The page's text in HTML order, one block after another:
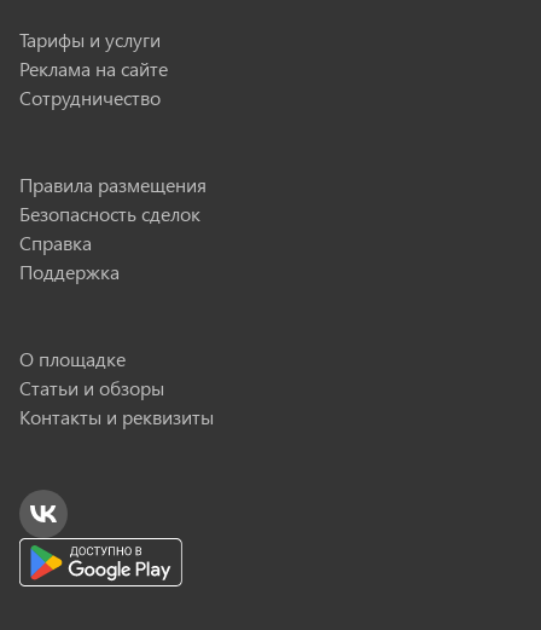
Тарифы и услуги
Реклама на сайте
Сотрудничество
Правила размещения
Безопасность сделок
Справка
Поддержка
О площадке
Статьи и обзоры
Контакты и реквизиты